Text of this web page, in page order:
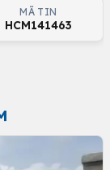
MÃ TIN
HCM141463